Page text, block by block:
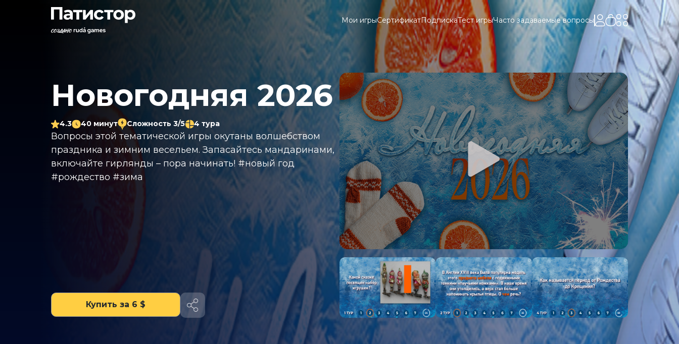
Мои игрыСертификатПодпискаТест игрыЧасто задаваемые вопросы
Новогодняя 2026
4.3 40 минут Сложность 3/5 4 тура
Вопросы этой тематической игры окутаны волшебством
праздника и зимним весельем. Запасайтесь мандаринами,
включайте гирлянды – пора начинать! #новый год
#рождество #зима
Купить за 6 $